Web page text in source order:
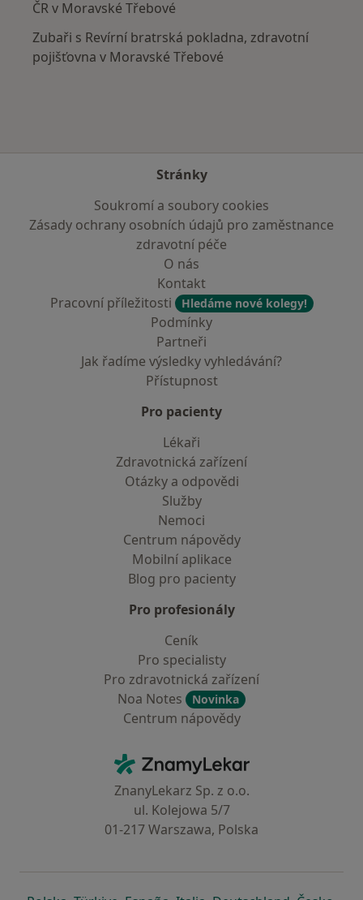
ČR v Moravské Třebové
Zubaři s Revírní bratrská pokladna, zdravotní
pojišťovna v Moravské Třebové
Stránky
Soukromí a soubory cookies
Zásady ochrany osobních údajů pro zaměstnance
zdravotní péče
O nás
Kontakt
Pracovní příležitosti
Hledáme nové kolegy!
Podmínky
Partneři
Jak řadíme výsledky vyhledávání?
Přístupnost
Pro pacienty
Lékaři
Zdravotnická zařízení
Otázky a odpovědi
Služby
Nemoci
Centrum nápovědy
Mobilní aplikace
Blog pro pacienty
Pro profesionály
Ceník
Pro specialisty
Pro zdravotnická zařízení
Noa Notes
Novinka
Centrum nápovědy
ZnamyLekar - Hlavní stránka
ZnanyLekarz Sp. z o.o.
ul. Kolejowa 5/7
01-217 Warszawa, Polska